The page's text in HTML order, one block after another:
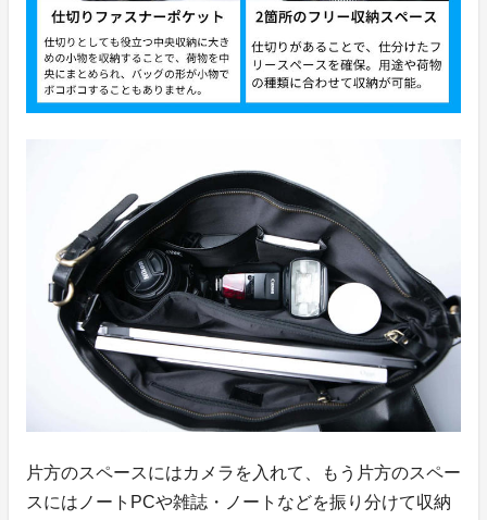
片方のスペースにはカメラを入れて、もう片方のスペー
スにはノートPCや雑誌・ノートなどを振り分けて収納